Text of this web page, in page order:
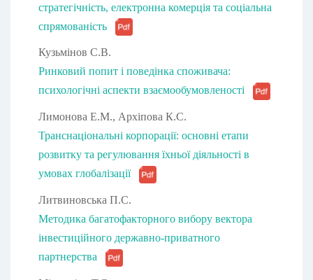
стратегічність, електронна комерція та соціальна
спрямованість
Кузьмінов С.В.
Ринковий попит і поведінка споживача:
психологічні аспекти взаємообумовленості
Лимонова Е.М., Архіпова К.С.
Транснаціональні корпорації: основні етапи
розвитку та регулювання їхньої діяльності в
умовах глобалізації
Литвиновська П.С.
Методика багатофакторного вибору вектора
інвестиційного державно-приватного
партнерства